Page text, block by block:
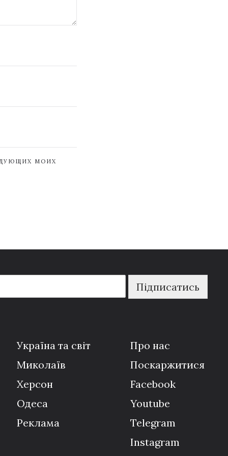
МОИХ
Підписатись
Україна та світ
Миколаїв
Херсон
Одеса
Реклама
Про нас
Поскаржитися
Facebook
Youtube
Telegram
Instagram